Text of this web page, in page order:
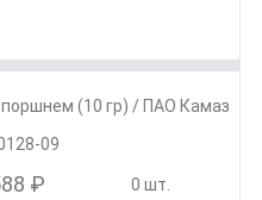
(10 гр) / ПАО Камаз
09
₽ 0 шт.